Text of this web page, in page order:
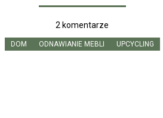
2 komentarze
DOM ODNAWIANIE MEBLI UPCYCLING